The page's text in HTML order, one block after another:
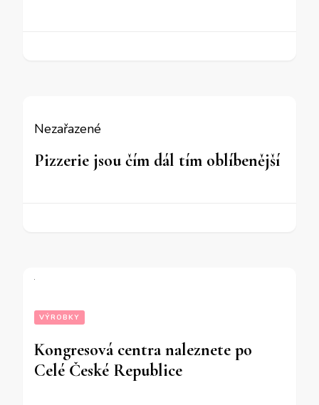
Nezařazené
Pizzerie jsou čím dál tím oblíbenější
VÝROBKY
Kongresová centra naleznete po
Celé České Republice